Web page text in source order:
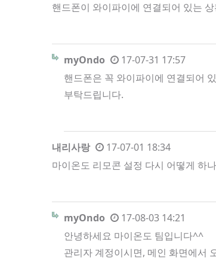
핸드폰이 와이파이에 연결되어 있는
myOndo
17-07-31 17:57
핸드폰은 꼭 와이파이에 연결되어
부탁드립니다.
내리사랑
17-07-01 18:34
마이온도 리모콘 설정 다시 어떻게 하
myOndo
17-08-03 14:21
안녕하세요 마이온도 팀입니다^^
관리자 계정이시면, 메인 화면에서